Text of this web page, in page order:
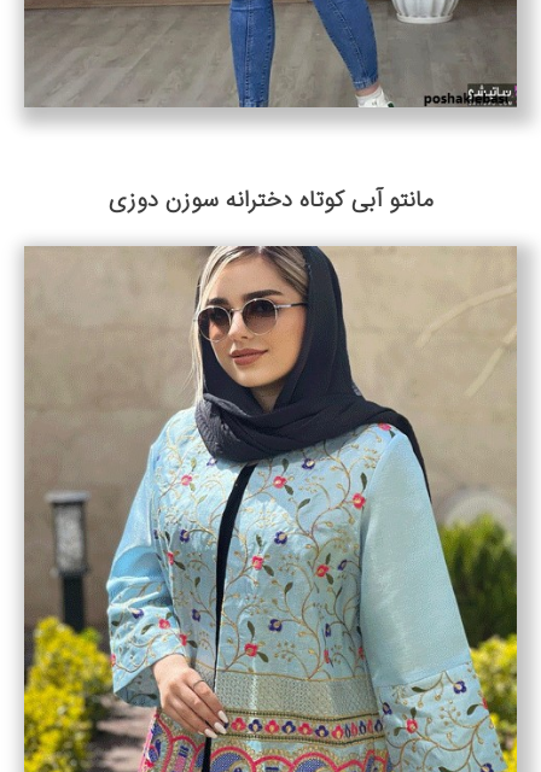
مانتو آبی کوتاه دخترانه سوزن دوزی